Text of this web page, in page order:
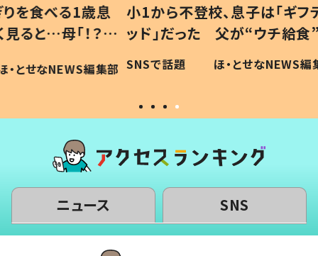
歳息
？」
編集部
小1から不登校、息子は「ギフテ
ッド」だった 父が“ウチ給食”を
作り続ける理由とは #令和の親
#令和の子
SNSで話題 ほ・とせなNEWS編集部
ひ孫
が、抱
「涙
い」
ニュース SNS